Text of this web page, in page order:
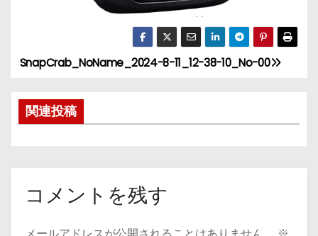
投
稿
ナ
ゲ
SnapCrab_NoName_2024-8-11_12-38-10_No-00
関連投稿
コメントを残す